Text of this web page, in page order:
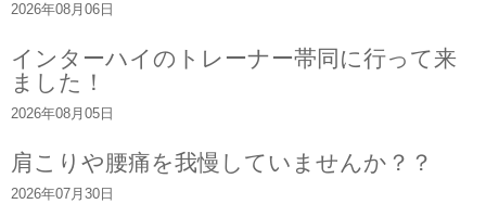
2026年08月06日
インターハイのトレーナー帯同に行って来
ました！
2026年08月05日
肩こりや腰痛を我慢していませんか？？
2026年07月30日